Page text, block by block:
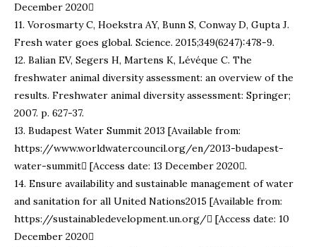
December 2020
11. Vorosmarty C, Hoekstra AY, Bunn S, Conway D, Gupta J.
Fresh water goes global. Science. 2015;349(6247):478-9.
12. Balian EV, Segers H, Martens K, Lévéque C. The
freshwater animal diversity assessment: an overview of the
results. Freshwater animal diversity assessment: Springer;
2007. p. 627-37.
13. Budapest Water Summit 2013 [Available from:
https://www.worldwatercouncil.org/en/2013-budapest-
water-summit [Access date: 13 December 2020.
14. Ensure availability and sustainable management of water
and sanitation for all United Nations2015 [Available from:
https://sustainabledevelopment.un.org/ [Access date: 10
December 2020